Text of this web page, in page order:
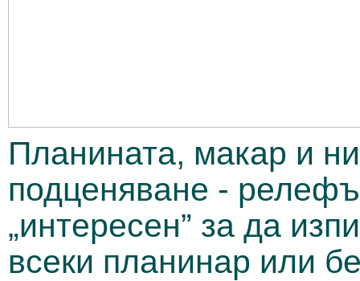
Планината, макар и
подценяване -
„интересен” за да
всеки планинар или